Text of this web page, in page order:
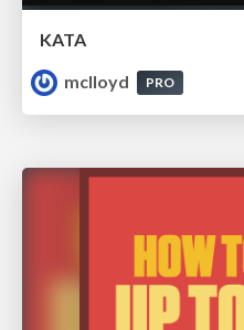
KATA
mclloyd
PRO